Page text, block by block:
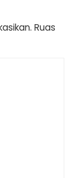
Ruas